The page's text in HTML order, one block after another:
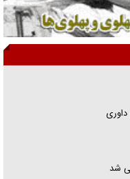
معنوی رهبر شهید را
شد